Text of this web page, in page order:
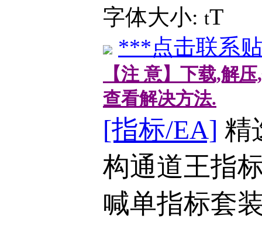
字体大小: tT
***点击联系
【注 意】下载,解
查看解决方法.
[指标/EA] 精
构通道王指
喊单指标套